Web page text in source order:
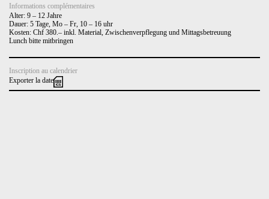
Informations complémentaires
Alter: 9 – 12 Jahre
Dauer: 5 Tage, Mo – Fr, 10 – 16 uhr
Kosten: Chf 380.– inkl. Material, Zwischenverpflegung und Mittagsbetreuung
Lunch bitte mitbringen
Inscription au calendrier
Exporter la date